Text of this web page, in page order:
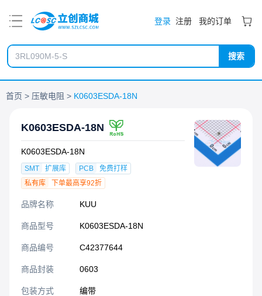
登录 注册 我的订单
搜索
首页 压敏电阻 K0603ESDA-18N
K0603ESDA-18N
K0603ESDA-18N
SMT 扩展库 PCB
免费打样
私有库
下单最高享92折
品牌名称 KUU
商品型号 K0603ESDA-18N
商品编号 C42377644
商品封装 0603​
包装方式 编带